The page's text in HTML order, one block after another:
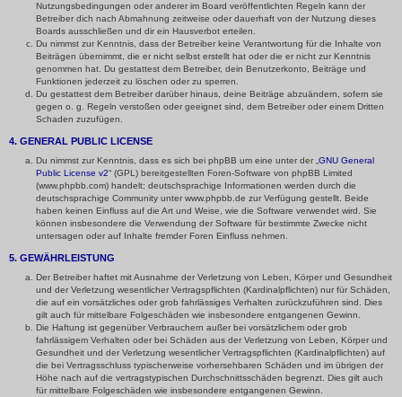
Nutzungsbedingungen oder anderer im Board veröffentlichten Regeln kann der
Betreiber dich nach Abmahnung zeitweise oder dauerhaft von der Nutzung dieses
Boards ausschließen und dir ein Hausverbot erteilen.
Du nimmst zur Kenntnis, dass der Betreiber keine Verantwortung für die Inhalte von
Beiträgen übernimmt, die er nicht selbst erstellt hat oder die er nicht zur Kenntnis
genommen hat. Du gestattest dem Betreiber, dein Benutzerkonto, Beiträge und
Funktionen jederzeit zu löschen oder zu sperren.
Du gestattest dem Betreiber darüber hinaus, deine Beiträge abzuändern, sofern sie
gegen o. g. Regeln verstoßen oder geeignet sind, dem Betreiber oder einem Dritten
Schaden zuzufügen.
4. GENERAL PUBLIC LICENSE
Du nimmst zur Kenntnis, dass es sich bei phpBB um eine unter der „ GNU General
Public License v2“ (GPL) bereitgestellten Foren-Software von phpBB Limited
(www.phpbb.com) handelt; deutschsprachige Informationen werden durch die
deutschsprachige Community unter www.phpbb.de zur Verfügung gestellt. Beide
haben keinen Einfluss auf die Art und Weise, wie die Software verwendet wird. Sie
können insbesondere die Verwendung der Software für bestimmte Zwecke nicht
untersagen oder auf Inhalte fremder Foren Einfluss nehmen.
5. GEWÄHRLEISTUNG
Der Betreiber haftet mit Ausnahme der Verletzung von Leben, Körper und Gesundheit
und der Verletzung wesentlicher Vertragspflichten (Kardinalpflichten) nur für Schäden,
die auf ein vorsätzliches oder grob fahrlässiges Verhalten zurückzuführen sind. Dies
gilt auch für mittelbare Folgeschäden wie insbesondere entgangenen Gewinn.
Die Haftung ist gegenüber Verbrauchern außer bei vorsätzlichem oder grob
fahrlässigem Verhalten oder bei Schäden aus der Verletzung von Leben, Körper und
Gesundheit und der Verletzung wesentlicher Vertragspflichten (Kardinalpflichten) auf
die bei Vertragsschluss typischerweise vorhersehbaren Schäden und im übrigen der
Höhe nach auf die vertragstypischen Durchschnittsschäden begrenzt. Dies gilt auch
für mittelbare Folgeschäden wie insbesondere entgangenen Gewinn.